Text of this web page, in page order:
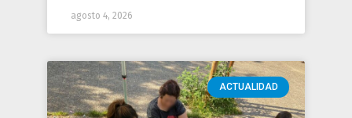
agosto 4, 2026
ACTUALIDAD